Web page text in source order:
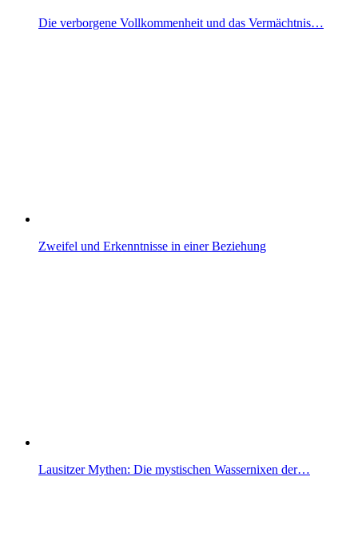
Die verborgene Vollkommenheit und das Vermächtnis…
Zweifel und Erkenntnisse in einer Beziehung
Lausitzer Mythen: Die mystischen Wassernixen der…